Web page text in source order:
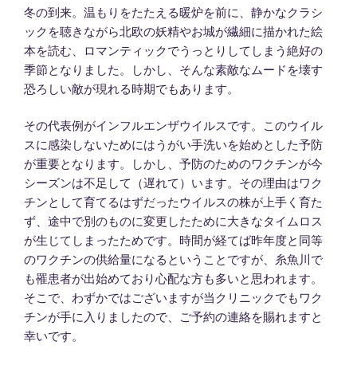
冬の到来。温もりをたたえる暖炉を前に、静かなクラシ
ックを聴きながら北欧の妖精やお城が繊細に描かれた絵
本を読む、ロマンティックでうっとりしてしまう絶好の
季節となりました。しかし、そんな素敵なムードを壊す
恐ろしい敵が現れる時期でもあります。
その代表例がインフルエンザウイルスです。このウイル
スに感染しないためにはうがい手洗いを始めとした予防
が重要となります。しかし、予防のためのワクチンが今
シーズンは不足して（遅れて）います。その理由はワク
チンとして育てるはずだったウイルスの株が上手く育た
ず、途中で別のものに変更したために大きなタイムロス
が生じてしまったためです。時間が経てば昨年度と同等
のワクチンの供給量になるということですが、糸魚川で
も罹患者が出始めており心配な方も多いと思われます。
そこで、わずかではございますが当クリニックでもワク
チンが手に入りましたので、ご予約の連絡を賜れますと
幸いです。